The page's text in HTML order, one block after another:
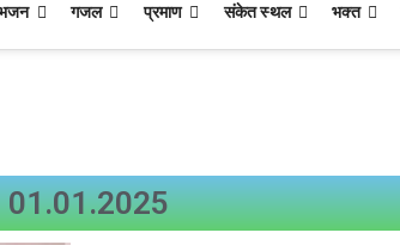
गजल प्रमाण संकेत स्थल भक्‍त
01.01.2025